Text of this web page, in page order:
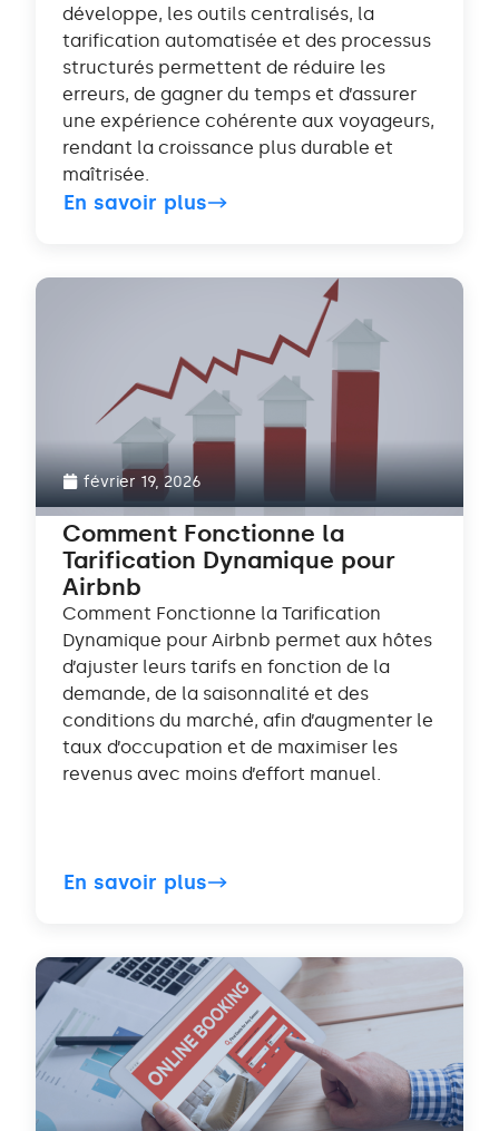
développe, les outils centralisés, la
tarification automatisée et des processus
structurés permettent de réduire les
erreurs, de gagner du temps et d’assurer
une expérience cohérente aux voyageurs,
rendant la croissance plus durable et
maîtrisée.
En savoir plus
février 19, 2026
Comment Fonctionne la
Tarification Dynamique pour
Airbnb
Comment Fonctionne la Tarification
Dynamique pour Airbnb permet aux hôtes
d’ajuster leurs tarifs en fonction de la
demande, de la saisonnalité et des
conditions du marché, afin d’augmenter le
taux d’occupation et de maximiser les
revenus avec moins d’effort manuel.
En savoir plus